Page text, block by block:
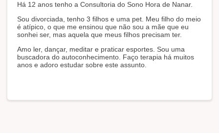
Há 12 anos tenho a Consultoria do Sono Hora de Nanar.
Sou divorciada, tenho 3 filhos e uma pet. Meu filho do meio
é atípico, o que me ensinou que não sou a mãe que eu
sonhei ser, mas aquela que meus filhos precisam ter.
Amo ler, dançar, meditar e praticar esportes. Sou uma
buscadora do autoconhecimento. Faço terapia há muitos
anos e adoro estudar sobre este assunto.